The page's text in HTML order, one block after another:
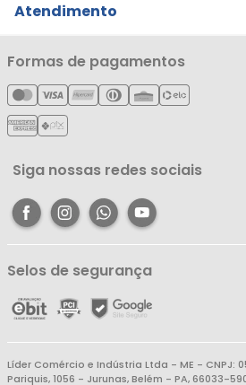
Notícias
Cartão Líderzan
Trocas e Devoluções
Política de Privacidade
Política de Entrega
Política de Reembolso
Atendimento
Minha Conta
Meus Pedidos
Meus Favoritos
Central de Atendimento
Formas de pagamentos
Siga nossas redes sociais
Selos de segurança
Líder Comércio e Indústria Ltda - ME - CNPJ:
Pariquis, 1056 - Jurunas, Belém - PA, 66033-